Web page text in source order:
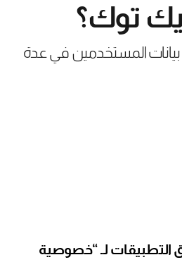
توك؟
المستخدمين في عدة
التطبيقات لـ “خصوصية